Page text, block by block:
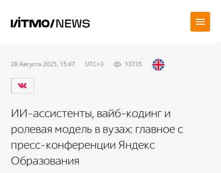
28 Августа 2025, 15:47 UTC+3 13735
ИИ-ассистенты, вайб-кодинг и
ролевая модель в вузах: главное с
пресс-конференции Яндекс
Образования